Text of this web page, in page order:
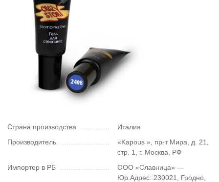
Страна производства
Италия
Производитель
«Kapous », пр-т Мира, д. 21,
стр. 1, г. Москва, РФ
Импортер в РБ
ООО «Славница» —
Юр.Адрес: 230021, Гродно,